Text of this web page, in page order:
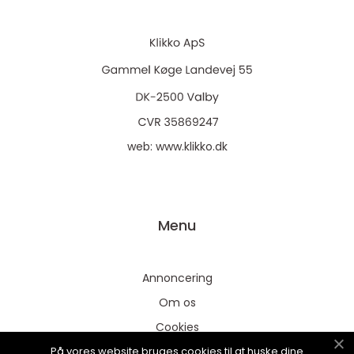
web: www.klikko.dk
Menu
Annoncering
Om os
Cookies